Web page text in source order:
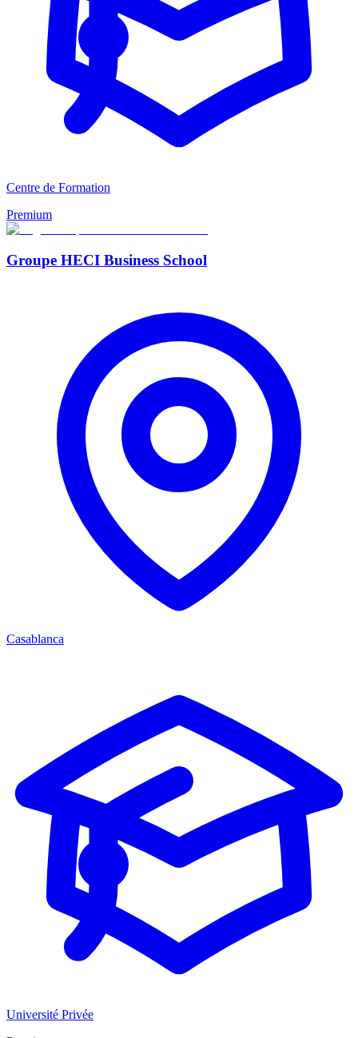
Centre de Formation
Premium
Groupe HECI Business School
Casablanca
Université Privée